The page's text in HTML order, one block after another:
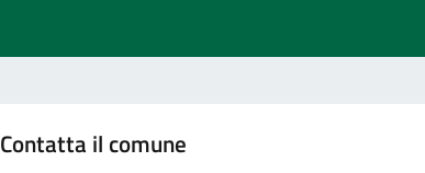
Contatta il comune